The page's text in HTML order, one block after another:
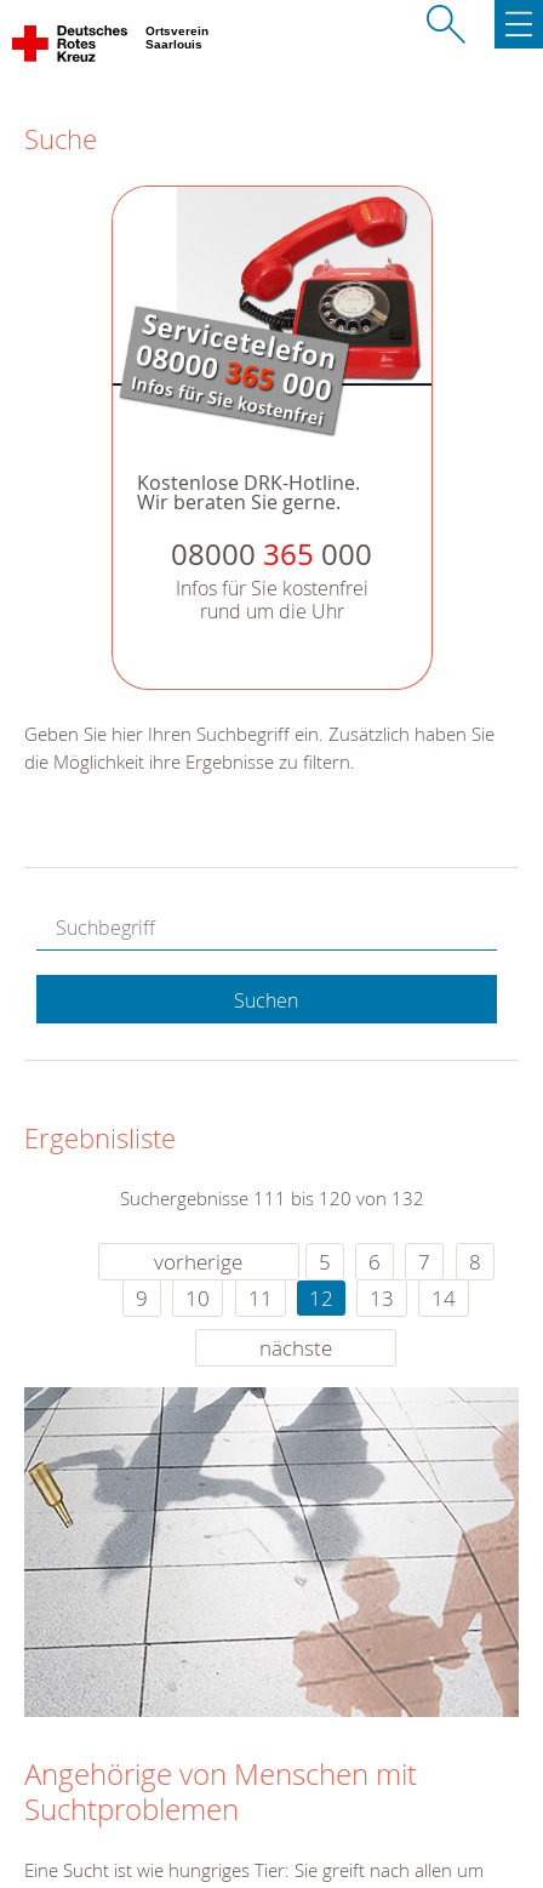
Ortsverein
Saarlouis
Suche
Kostenlose DRK-Hotline.
Wir beraten Sie gerne.
08000 365 000
Infos für Sie kostenfrei
rund um die Uhr
Geben Sie hier Ihren Suchbegriff ein. Zusätzlich haben Sie
die Möglichkeit ihre Ergebnisse zu filtern.
Suchen
Ergebnisliste
Suchergebnisse 111 bis 120 von 132
vorherige 5 6 7
8
9
10 11 12 13
14
nächste
Angehörige von Menschen mit
Suchtproblemen
Eine Sucht ist wie hungriges Tier: Sie greift nach allen um